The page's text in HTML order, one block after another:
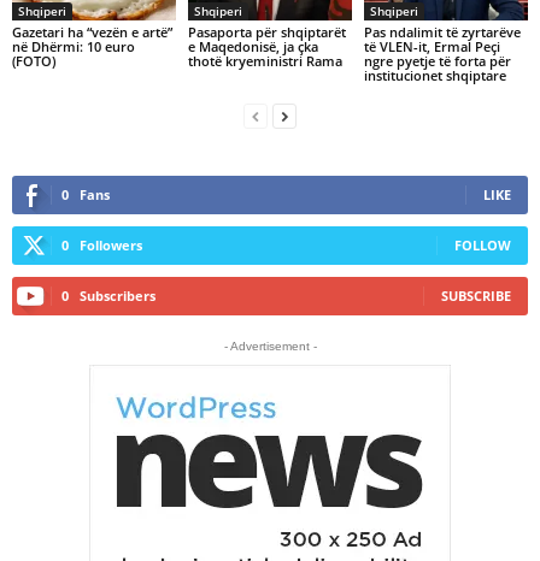
Shqiperi
Gazetari ha “vezën e artë”
në Dhërmi: 10 euro
(FOTO)
Shqiperi
Pasaporta për shqiptarët
e Maqedonisë, ja çka
thotë kryeministri Rama
Shqiperi
Pas ndalimit të zyrtarëve
të VLEN-it, Ermal Peçi
ngre pyetje të forta për
institucionet shqiptare
0 Fans LIKE
0 Followers FOLLOW
0 Subscribers SUBSCRIBE
- Advertisement -